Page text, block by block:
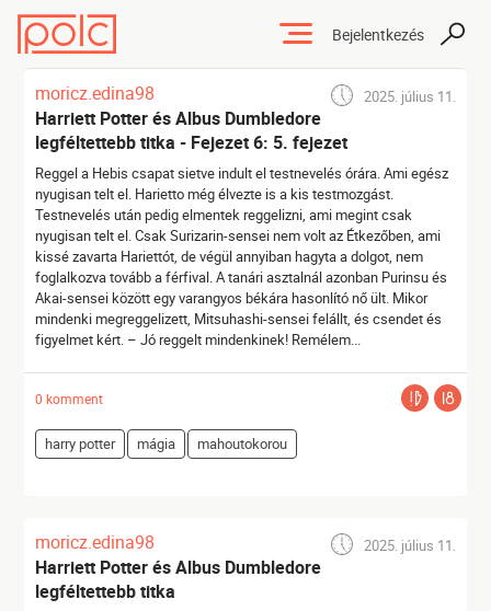
Bejelentkezés
moricz.edina98 2025. július 11.
Harriett Potter és Albus Dumbledore
legféltettebb titka - Fejezet 6: 5. fejezet
Reggel a Hebis csapat sietve indult el testnevelés órára. Ami egész
nyugisan telt el. Harietto még élvezte is a kis testmozgást.
Testnevelés után pedig elmentek reggelizni, ami megint csak
nyugisan telt el. Csak Surizarin-sensei nem volt az Étkezőben, ami
kissé zavarta Hariettót, de végül annyiban hagyta a dolgot, nem
foglalkozva tovább a férfival. A tanári asztalnál azonban Purinsu és
Akai-sensei között egy varangyos békára hasonlító nő ült. Mikor
mindenki megreggelizett, Mitsuhashi-sensei felállt, és csendet és
figyelmet kért. – Jó reggelt mindenkinek! Remélem...
0 komment
harry potter mágia mahoutokorou
moricz.edina98 2025. július 11.
Harriett Potter és Albus Dumbledore
legféltettebb titka